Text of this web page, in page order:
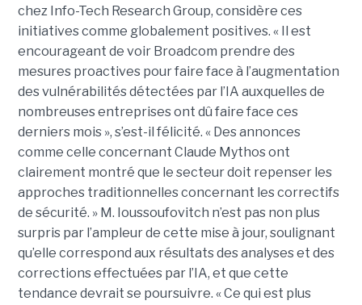
chez Info-Tech Research Group, considère ces
initiatives comme globalement positives. « Il est
encourageant de voir Broadcom prendre des
mesures proactives pour faire face à l’augmentation
des vulnérabilités détectées par l’IA auxquelles de
nombreuses entreprises ont dû faire face ces
derniers mois », s’est-il félicité. « Des annonces
comme celle concernant Claude Mythos ont
clairement montré que le secteur doit repenser les
approches traditionnelles concernant les correctifs
de sécurité. » M. Ioussoufovitch n’est pas non plus
surpris par l’ampleur de cette mise à jour, soulignant
qu’elle correspond aux résultats des analyses et des
corrections effectuées par l’IA, et que cette
tendance devrait se poursuivre. « Ce qui est plus